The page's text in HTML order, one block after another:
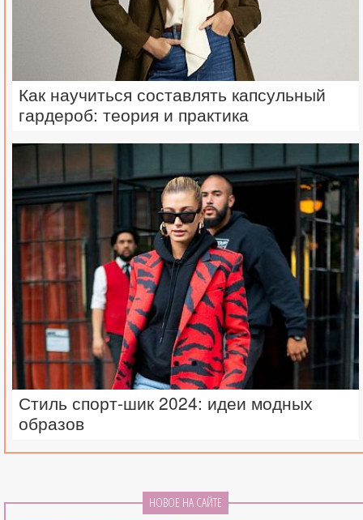
Как научиться составлять капсульный
гардероб: теория и практика
Стиль спорт-шик 2024: идеи модных
образов
НОВОЕ НА САЙТЕ